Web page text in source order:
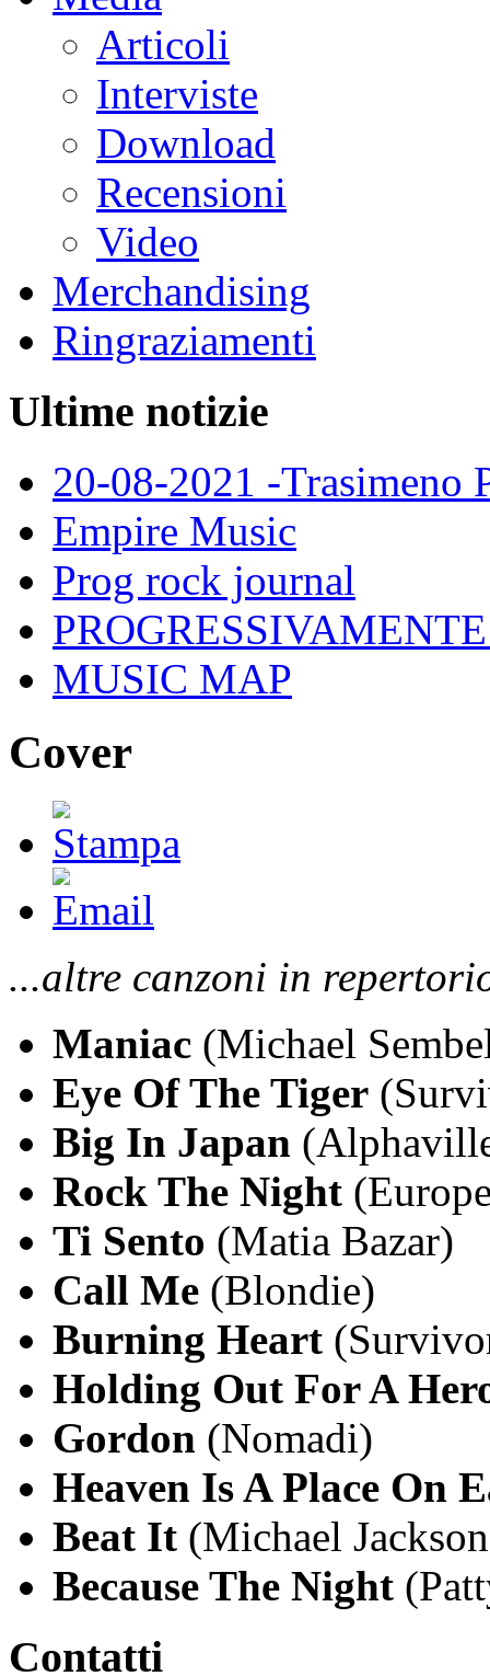
Articoli
Interviste
Download
Recensioni
Video
Merchandising
Ringraziamenti
Ultime notizie
20-08-2021 -Trasimeno
Empire Music
Prog rock journal
MUSIC MAP
Cover
...altre canzoni in
Maniac (Michael
Eye Of The Tiger
Big In Japan
Rock The Night
Ti Sento (Matia Bazar)
Call Me (Blondie)
Burning Heart
Holding Out For A
Gordon (Nomadi)
Heaven Is A Place On
Beat It (Michael
Because The Night
Contatti